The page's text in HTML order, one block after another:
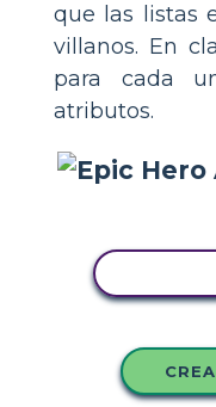
que las listas
villanos. En
para cada
atributos.